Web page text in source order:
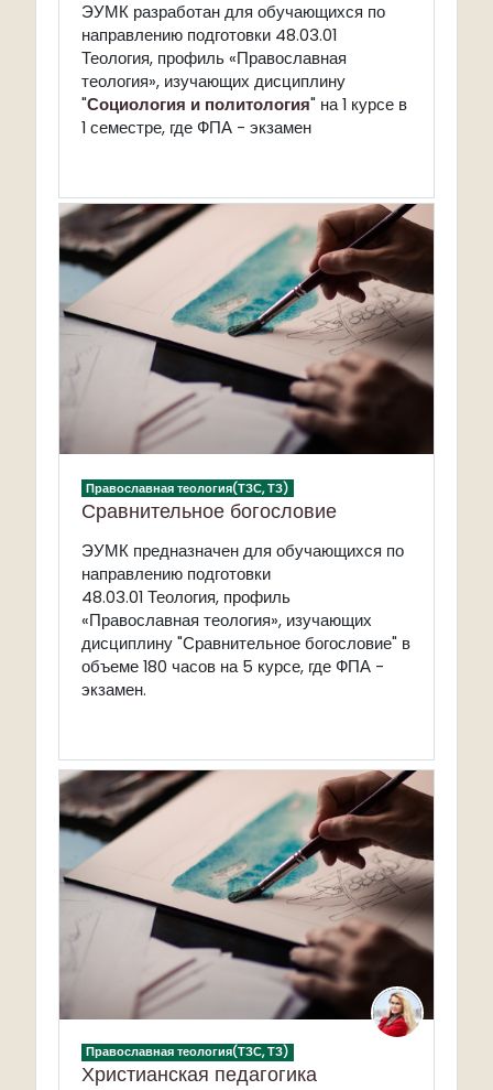
ЭУМК разработан для обучающихся по
направлению подготовки 48.03.01
Теология, профиль «Православная
теология», изучающих дисциплину
"Социология и политология" на 1 курсе в
1 семестре, где ФПА - экзамен
Православная теология(ТЗС, ТЗ)
Сравнительное богословие
ЭУМК предназначен для обучающихся по
направлению подготовки
48.03.01 Теология, профиль
«Православная теология», изучающих
дисциплину "Сравнительное богословие" в
объеме 180 часов на 5 курсе, где ФПА -
экзамен.
Православная теология(ТЗС, ТЗ)
Христианская педагогика